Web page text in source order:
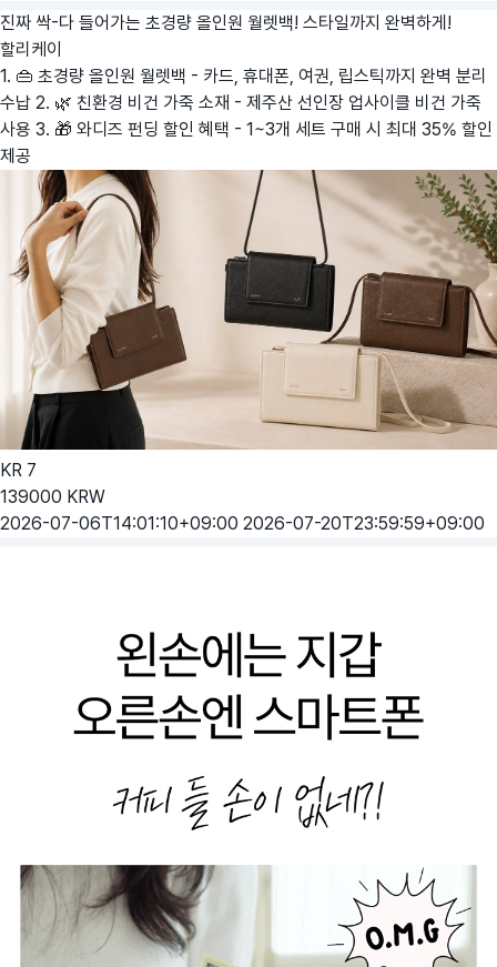
진짜 싹-다 들어가는 초경량 올인원 월렛백! 스타일까지 완벽하게!
할리케이
1. 👜 초경량 올인원 월렛백 - 카드, 휴대폰, 여권, 립스틱까지 완벽 분리
수납 2. 🌿 친환경 비건 가죽 소재 - 제주산 선인장 업사이클 비건 가죽
사용 3. 🎁 와디즈 펀딩 할인 혜택 - 1~3개 세트 구매 시 최대 35% 할인
제공
KR 7
139000 KRW
2026-07-06T14:01:10+09:00 2026-07-20T23:59:59+09:00